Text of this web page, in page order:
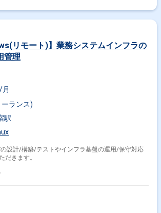
リモート)】業務システムインフラの
管理
月
ランス)
駅
設計/構築/テストやインフラ基盤の運用/保守対応
だきます。